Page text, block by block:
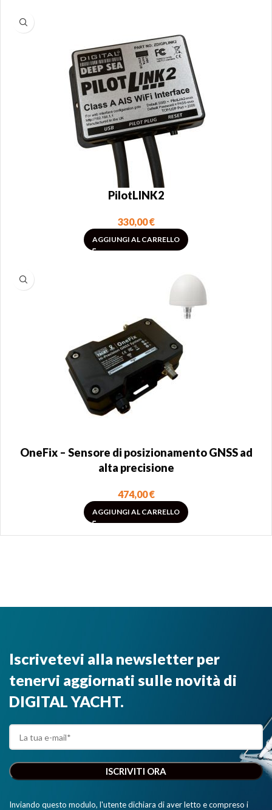
PilotLINK2
330,00€
AGGIUNGI AL CARRELLO
OneFix – Sensore di posizionamento GNSS ad
alta precisione
474,00€
AGGIUNGI AL CARRELLO
Iscrivetevi alla newsletter per
tenervi aggiornati sulle novità di
DIGITAL YACHT.
Inviando questo modulo, l'utente dichiara di aver letto e compreso i